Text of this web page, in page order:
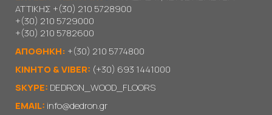
ΑΤΤΙΚΗΣ +(30) 210 5728900
+(30) 210 5729000
+(30) 210 5782600
ΑΠΟΘΗΚΗ: +(30) 210 5774800
KΙΝΗΤΟ & VIBER: (+30) 693 1441000
SKYPE: DEDRON_WOOD_FLOORS
EMAIL: info@dedron.gr